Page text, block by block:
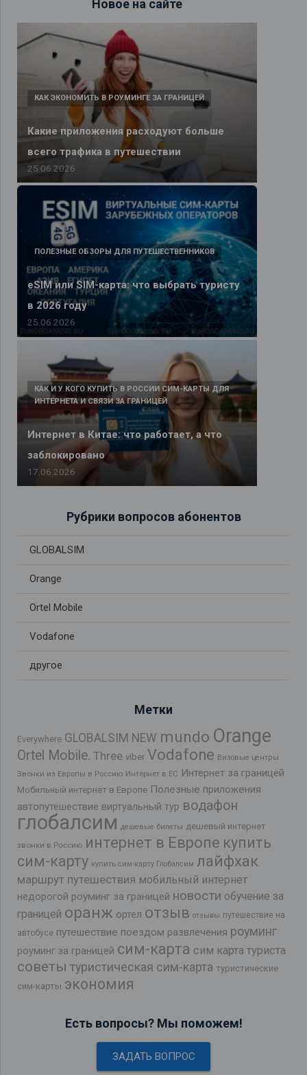
Новое на сайте
Какие приложения расходуют больше
всего трафика в путешествии
КАК ЭКОНОМИТЬ В РОУМИНГЕ ЗА ГРАНИЦЕЙ
25.06.2026
eSIM или SIM-карта: что выбрать туристу
в 2026 году
ПОЛЕЗНЫЕ ОБЗОРЫ ДЛЯ ПУТЕШЕСТВЕННИКОВ
25.06.2026
Интернет в Китае: что работает, а что
заблокировано
КАК И У КОГО КУПИТЬ В РОССИИ СИМ-КАРТЫ ДЛЯ
ИНТЕРНЕТА И СВЯЗИ ЗА ГРАНИЦЕЙ
17.06.2026
Рубрики вопросов абонентов
GLOBALSIM
Orange
Ortel Mobile
Vodafone
другое
Метки
Everywhere GLOBALSIM NEW mundo Orange
Ortel Mobile. Three viber Vodafone Визовые центры
Звонки из Европы в Россию Интернет в ЕС Интернет за границей
Мобильный интернет в Европе Полезные приложения
автопутешествие виртуальный тур водафон
глобалсим дешевые билеты дешевый интернет
звонки в Россию интернет в Европе купить
сим-карту купить сим-карту Глобалсим лайфхак
маршрут путешествия мобильный интернет
недорогой роуминг за границей новости обучение за
границей оранж ортел отзыв отзывы путешествие на
автобусе путешествие поездом развлечения роуминг
роуминг за границей сим-карта сим карта туриста
советы туристическая сим-карта туристические
сим-карты экономия
Есть вопросы? Мы поможем!
ЗАДАТЬ ВОПРОС